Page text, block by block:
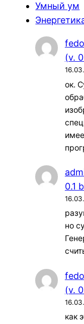
Умный ум
(v.
ок.
0.1
но
(v.
как